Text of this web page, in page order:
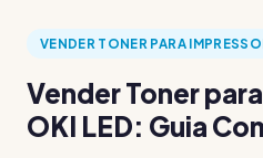
VENDER TONER PARA
Vender Toner
OKI LED: Guia